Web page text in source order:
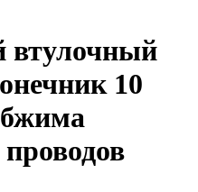
втулочный
10